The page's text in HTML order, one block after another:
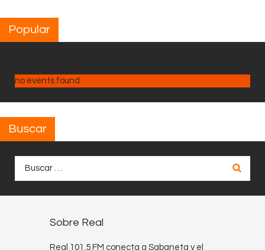
Popular
no events found
Buscar
Sobre Real
Real 101.5 FM conecta a Sabaneta y el